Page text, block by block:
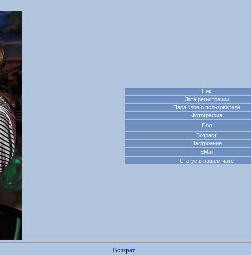
Ник
Дата регистрации
Пара слов о пользователе
Фотография
Пол
Возраст
Настроение
EMail
Статус в нашем чате
Возврат